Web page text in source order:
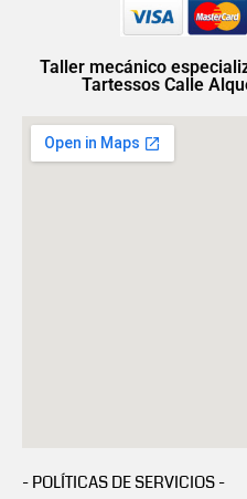
Taller mecánico
Tartessos Calle
- POLÍTICAS DE SERVICIOS -